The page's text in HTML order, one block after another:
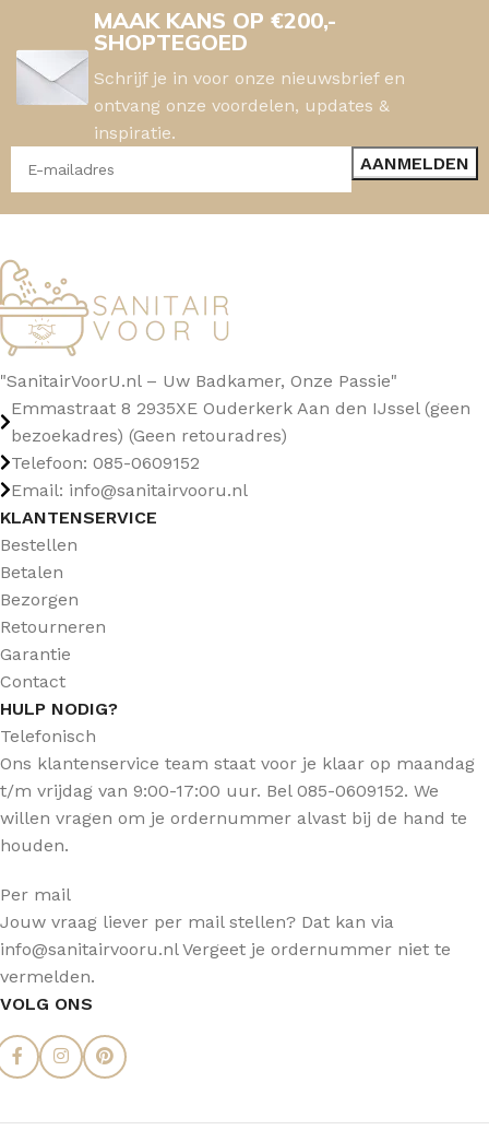
MAAK KANS OP €200,-
SHOPTEGOED
Schrijf je in voor onze nieuwsbrief en
ontvang onze voordelen, updates &
inspiratie.
"SanitairVoorU.nl – Uw Badkamer, Onze Passie"
Emmastraat 8 2935XE Ouderkerk Aan den IJssel (geen
bezoekadres) (Geen retouradres)
Telefoon: 085-0609152
Email: info@sanitairvooru.nl
KLANTENSERVICE
Bestellen
Betalen
Bezorgen
Retourneren
Garantie
Contact
HULP NODIG?
Telefonisch
Ons klantenservice team staat voor je klaar op maandag
t/m vrijdag van 9:00-17:00 uur. Bel 085-0609152. We
willen vragen om je ordernummer alvast bij de hand te
houden.
Per mail
Jouw vraag liever per mail stellen? Dat kan via
info@sanitairvooru.nl Vergeet je ordernummer niet te
vermelden.
VOLG ONS